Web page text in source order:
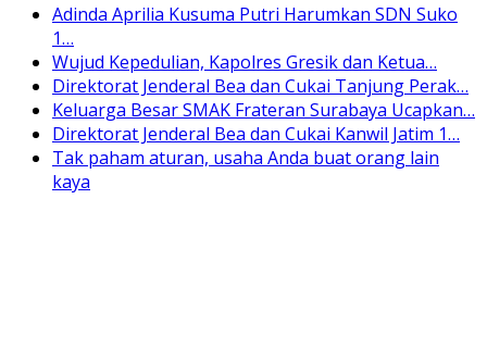
Adinda Aprilia Kusuma Putri Harumkan SDN Suko
1…
Wujud Kepedulian, Kapolres Gresik dan Ketua…
Direktorat Jenderal Bea dan Cukai Tanjung Perak…
Keluarga Besar SMAK Frateran Surabaya Ucapkan…
Direktorat Jenderal Bea dan Cukai Kanwil Jatim 1…
Tak paham aturan, usaha Anda buat orang lain
kaya